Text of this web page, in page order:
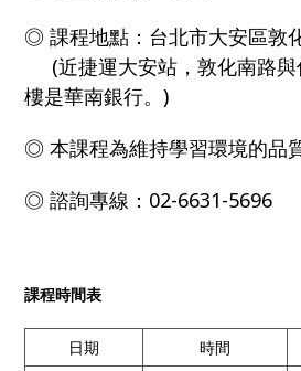
◎ 課程地點：台北市大安區敦
(近捷運大安站，敦化南路與
樓是華南銀行。)
◎ 本課程為維持學習環境的品
◎ 諮詢專線：02-6631-5696
課程時間表
日期 時間